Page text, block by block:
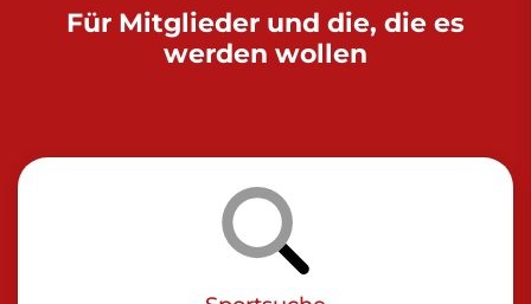
Für Mitglieder und die, die es
werden wollen